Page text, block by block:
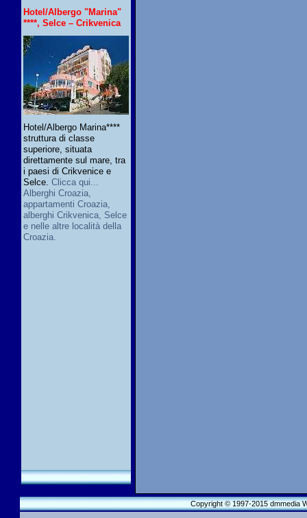
Hotel/Albergo "Marina"
****, Selce – Crikvenica
Hotel/Albergo Marina****
struttura di classe
superiore, situata
direttamente sul mare, tra
i paesi di Crikvenice e
Selce. Clicca qui...
Alberghi Croazia,
appartamenti Croazia,
alberghi Crikvenica, Selce
e nelle altre località della
Croazia.
Copyright © 1997-2015 dmmedia